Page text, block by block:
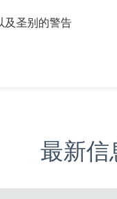
圣别的警告
最新信